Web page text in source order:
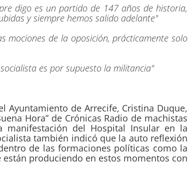
digo es un partido de 147 años de historia,
y siempre hemos salido adelante"
mociones de la oposición, prácticamente solo
es por supuesto la militancia"
Ayuntamiento de Arrecife, Cristina Duque,
Hora” de Crónicas Radio de machistas
manifestación del Hospital Insular en la
también indicó que la auto reflexión
de las formaciones políticas como la
produciendo en estos momentos con